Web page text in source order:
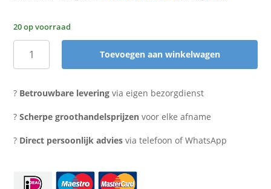
20 op voorraad
Krullint
aantal
Toevoegen aan winkelwagen
? Betrouwbare levering via eigen bezorgdienst
?Scherpe groothandelsprijzen voor elke afname
? Direct persoonlijk advies via telefoon of WhatsApp